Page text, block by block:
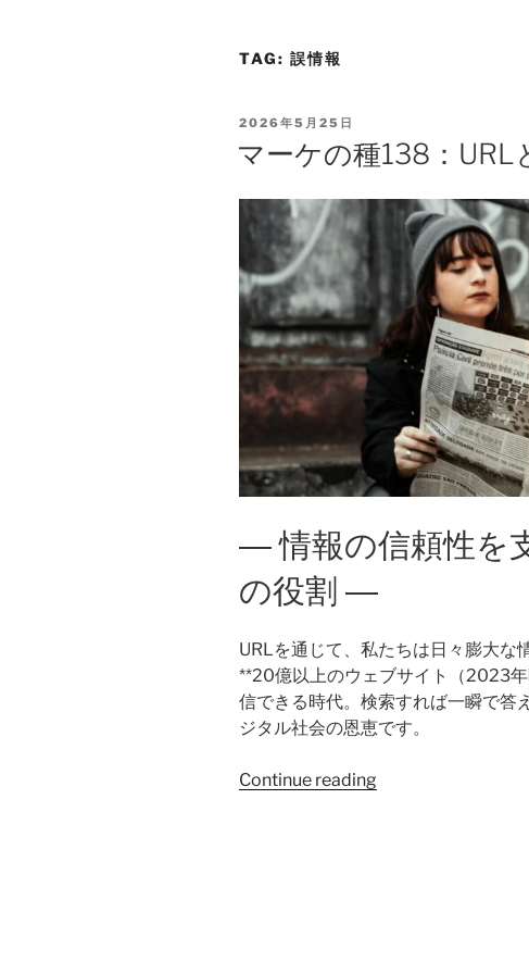
TAG: 誤情報
2026年5月25日
マーケの種138：
― 情報の信頼性を
の役割 ―
URLを通じて、私たちは日々膨大な
**20億以上のウェブサイト（2023
信できる時代。検索すれば一瞬で答
ジタル社会の恩恵です。
Continue reading